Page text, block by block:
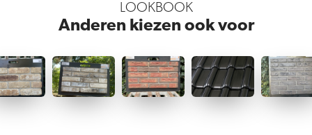
LOOKBOOK
Anderen kiezen ook voor